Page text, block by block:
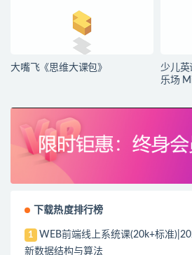
大嘴飞《思维大课包》
少儿
乐场
下载热度排行榜
1
WEB前端线上系统课(20k+标准
新数据结构与算法